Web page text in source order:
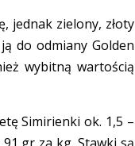
jednak zielony, złoty
do odmiany Golden
wybitną wartością
Simirienki ok. 1,5 –